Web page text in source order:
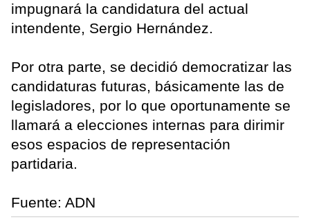
impugnará la candidatura del actual
intendente, Sergio Hernández.
Por otra parte, se decidió democratizar las
candidaturas futuras, básicamente las de
legisladores, por lo que oportunamente se
llamará a elecciones internas para dirimir
esos espacios de representación
partidaria.
Fuente: ADN